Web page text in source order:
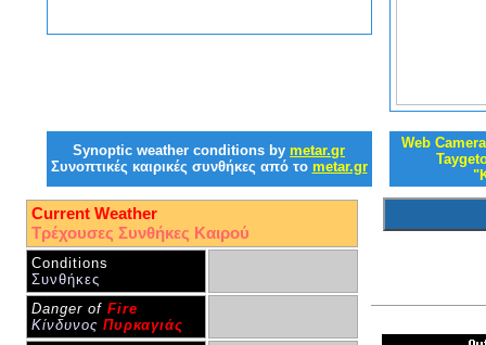
Synoptic weather conditions by metar.gr
Συνοπτικές καιρικές συνθήκες από το metar.gr
Web
Current Weather
Τρέχουσες Συνθήκες Καιρού
Conditions
Συνθήκες
Danger of Fire
Κίνδυνος Πυρκαγιάς